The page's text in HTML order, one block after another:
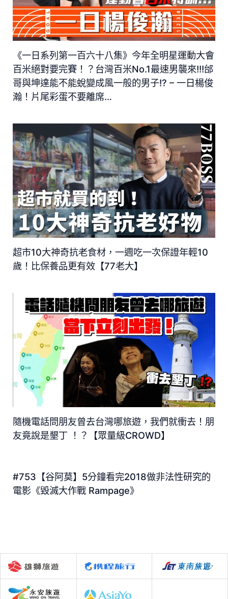
《一日系列第一百六十八集》今年全明星運動大會
百米絕對要完賽！？台灣百米No.1最速男襲來!!!邰
哥與坤達能不能蛻變成風一般的男子!? – 一日楊俊
瀚！片尾彩蛋不要離席…
超市10大神奇抗老食材，一週吃一次保證年輕10
歲！比保養品更有效【77老大】
隨機電話問朋友曾去台灣哪旅遊，我們就衝去！朋
友竟說是墾丁 ！？【眾量級CROWD】
#753【谷阿莫】5分鐘看完2018做非法性研究的
電影《毀滅大作戰 Rampage》